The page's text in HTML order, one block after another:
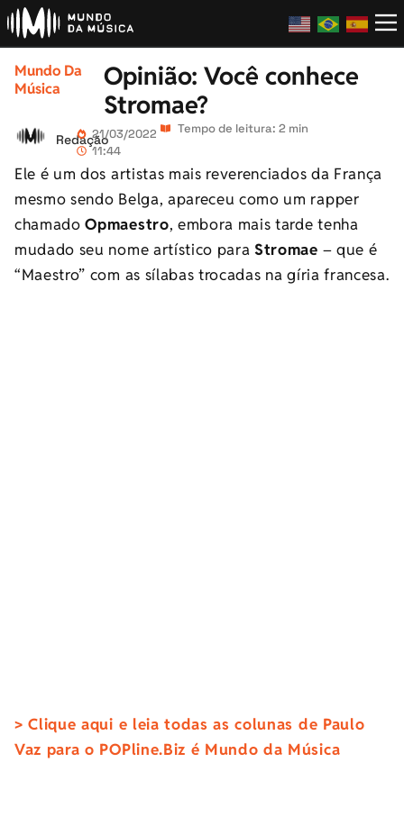
Mundo Da
Música
Opinião: Você conhece
Stromae?
Redação21/03/2022
11:44
Tempo de leitura: 2 min
Ele é um dos artistas mais reverenciados da França
mesmo sendo Belga, apareceu como um rapper
chamadoOpmaestro, embora mais tarde tenha
mudado seu nome artístico paraStromae – que é
“Maestro” com as sílabas trocadas na gíria francesa.
> Clique aqui e leia todas as colunas de Paulo
Vaz para o POPline.Biz é Mundo da Música